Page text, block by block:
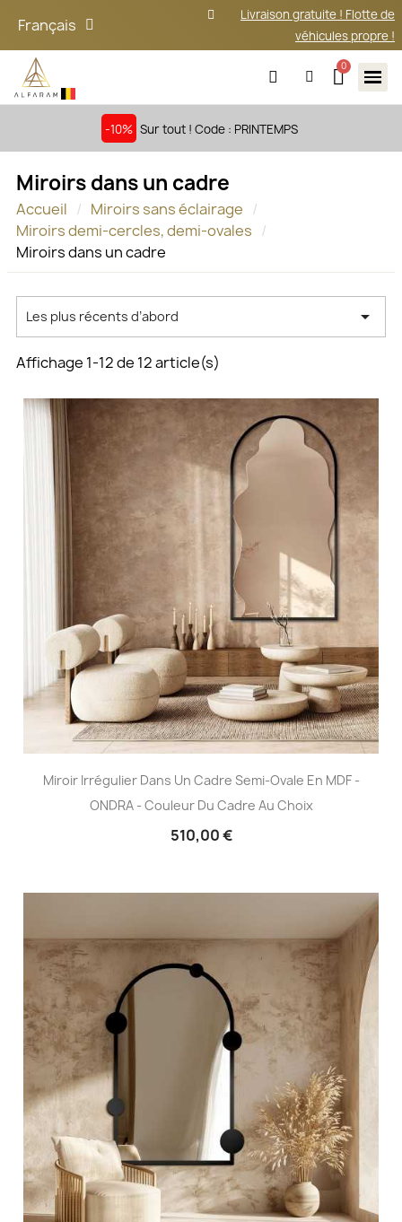
Français
Livraison gratuite ! Flotte de
véhicules propre !
-10% Sur tout ! Code : PRINTEMPS
Miroirs dans un cadre
Accueil
Miroirs sans éclairage
Miroirs demi-cercles, demi-ovales
Miroirs dans un cadre
Les plus récents d’abord 
Affichage 1-12 de 12 article(s)
Miroir Irrégulier Dans Un Cadre Semi-Ovale En MDF -
ONDRA - Couleur Du Cadre Au Choix
510,00 €